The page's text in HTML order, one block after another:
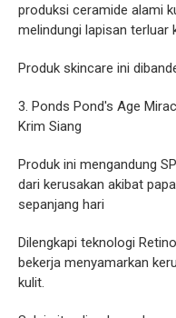
produksi ceramide alami
melindungi lapisan terluar
Produk skincare ini
3. Ponds Pond's Age
Krim Siang
Produk ini mengandung
dari kerusakan akibat
sepanjang hari
Dilengkapi teknologi
bekerja menyamarkan
kulit.